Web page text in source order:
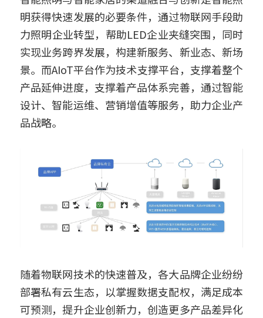
明获得快速发展的必要条件，通过物联网手段助
力照明企业转型，帮助LED企业夹缝突围，同时
实现业务跨界发展，构建新服务、新业态、新场
景。而AIoT平台作为技术支撑平台，支撑着整个
产品延伸进度，支撑着产品体系完善，通过智能
设计、智能运维、营销增值等服务，助力企业产
品战略。
随着物联网技术的快速普及，各大品牌企业纷纷
部署私有云生态，以掌握数据支配权，满足成本
可预测，提升企业创新力，创造更多产品差异化